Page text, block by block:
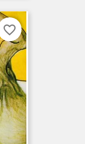
favorite_border